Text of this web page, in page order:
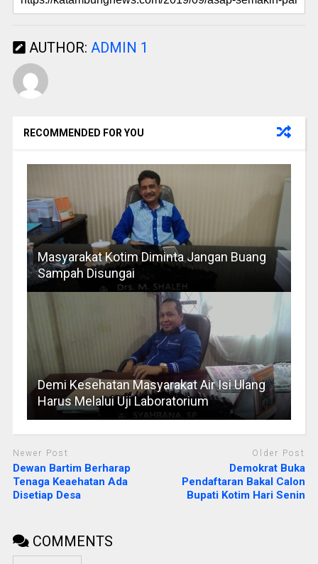
AUTHOR: ADMIN 1
RECOMMENDED FOR YOU
Masyarakat Kotim Diminta Jangan Buang
Sampah Disungai
Demi Kesehatan Masyarakat Air Isi Ulang
Harus Melalui Uji Laboratorium
Newer Post
Dewan Bartim Berharap
Tenaga Keaehatan Ada
Disetiap Desa
Older Post
Demokrat Buka
Pendaftaran Bakal Calon
Bupati Kotim Hari Senin
COMMENTS